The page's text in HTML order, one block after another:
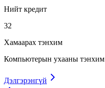
Нийт кредит
32
Хамаарах тэнхим
Компьютерын ухааны тэнхим
Дэлгэрэнгүй